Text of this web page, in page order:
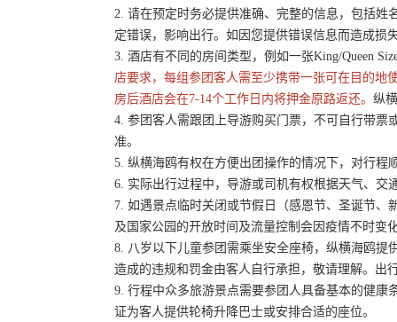
2. 请在预定时务必提供准确、完整的信息，包括
定错误，影响出行。如因您提供错误信息而造成损
3. 酒店有不同的房间类型，例如一张King/Queen
店要求，每组参团客人需至少携带一张可在目的地
房后酒店会在7-14个工作日内将押金原路返还。 纵
4. 参团客人需跟团上导游购买门票，不可自行带票
准。
5. 纵横海鸥有权在方便出团操作的情况下，对行
6. 实际出行过程中，导游或司机有权根据天气、
7. 如遇景点临时关闭或节假日（感恩节、圣诞节
及国家公园的开放时间及流量控制会因疫情不时变
8. 八岁以下儿童参团需乘坐安全座椅，纵横海鸥提
造成的违规和罚金由客人自行承担，敬请理解。出
9. 行程中众多旅游景点需要参团人具备基本的健
证为客人提供轮椅升降巴士或安排合适的座位。